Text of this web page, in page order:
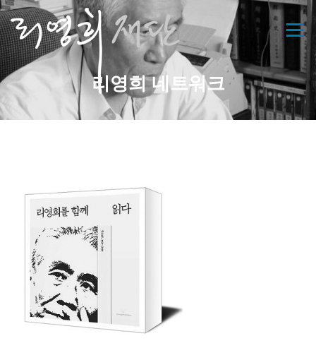
콘
텐
츠
로
바
로
가
기
메뉴
리영희 네트워크